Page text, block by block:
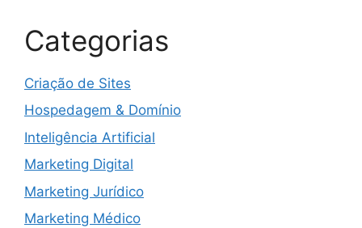
Categorias
Criação de Sites
Hospedagem & Domínio
Inteligência Artificial
Marketing Digital
Marketing Jurídico
Marketing Médico